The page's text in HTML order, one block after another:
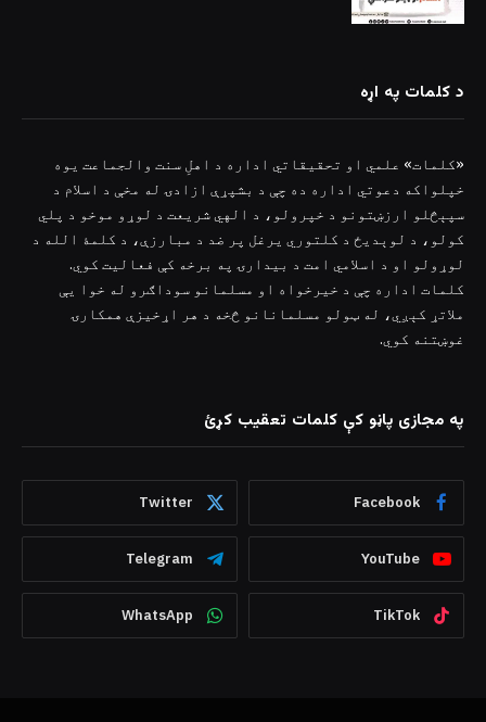
د کلمات په اړه
«کلمات» علمي او تحقیقاتي اداره د اهلِ سنت والجماعت یوه
خپلواکه دعوتي اداره ده چې د بشپړې ازادۍ له مخې د اسلام د
سپېڅلو ارزښتونو د خپرولو، د الهي شریعت د لوړو موخو د پلي
کولو، د لوېدیځ د کلتوري یرغل پر ضد د مبارزې، د کلمۀ الله د
لوړولو او د اسلامي امت د بیدارۍ په برخه کې فعالیت کوي.
کلمات اداره چې د خیرخواه او مسلمانو سوداګرو له خوا یې
ملاتړ کېږي، له ټولو مسلمانانو څخه د هر اړخیزې همکارۍ
غوښتنه کوي.
په مجازی پاڼو کې کلمات تعقیب کړئ
Facebook
Twitter
YouTube
Telegram
TikTok
WhatsApp